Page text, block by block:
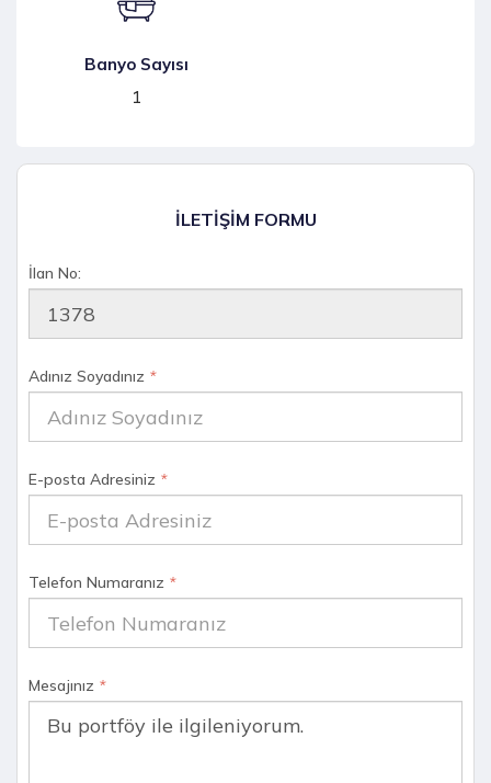
Banyo Sayısı
1
İLETİŞİM FORMU
İlan No:
Adınız Soyadınız *
E-posta Adresiniz *
Telefon Numaranız *
Mesajınız *